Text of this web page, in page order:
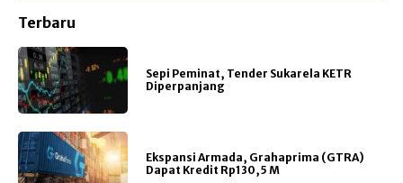
Terbaru
Sepi Peminat, Tender Sukarela KETR
Diperpanjang
Ekspansi Armada, Grahaprima (GTRA)
Dapat Kredit Rp130,5 M